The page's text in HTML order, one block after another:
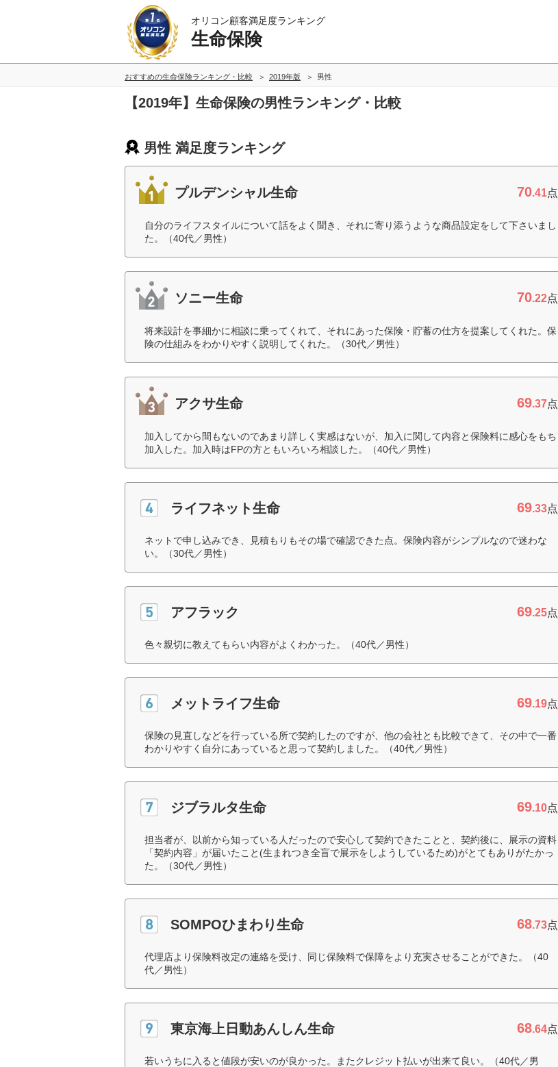
オリコン顧客満足度ランキング
生命保険
おすすめの生命保険ランキング・比較 2019年版 男性
【2019年】生命保険の男性ランキング・比較
男性 満足度ランキング
プルデンシャル生命 70.41点
自分のライフスタイルについて話をよく聞き、それに寄り添うような商品設定をして下さいまし
た。（40代／男性）
ソニー生命 70.22点
将来設計を事細かに相談に乗ってくれて、それにあった保険・貯蓄の仕方を提案してくれた。保
険の仕組みをわかりやすく説明してくれた。（30代／男性）
アクサ生命 69.37点
加入してから間もないのであまり詳しく実感はないが、加入に関して内容と保険料に感心をもち
加入した。加入時はFPの方ともいろいろ相談した。（40代／男性）
ライフネット生命 69.33点
ネットで申し込みでき、見積もりもその場で確認できた点。保険内容がシンプルなので迷わな
い。（30代／男性）
アフラック 69.25点
色々親切に教えてもらい内容がよくわかった。（40代／男性）
メットライフ生命 69.19点
保険の見直しなどを行っている所で契約したのですが、他の会社とも比較できて、その中で一番
わかりやすく自分にあっていると思って契約しました。（40代／男性）
ジブラルタ生命 69.10点
担当者が、以前から知っている人だったので安心して契約できたことと、契約後に、展示の資料
「契約内容」が届いたこと(生まれつき全盲で展示をしようしているため)がとてもありがたかっ
た。（30代／男性）
SOMPOひまわり生命 68.73点
代理店より保険料改定の連絡を受け、同じ保険料で保障をより充実させることができた。（40
代／男性）
東京海上日動あんしん生命 68.64点
若いうちに入ると値段が安いのが良かった。またクレジット払いが出来て良い。（40代／男